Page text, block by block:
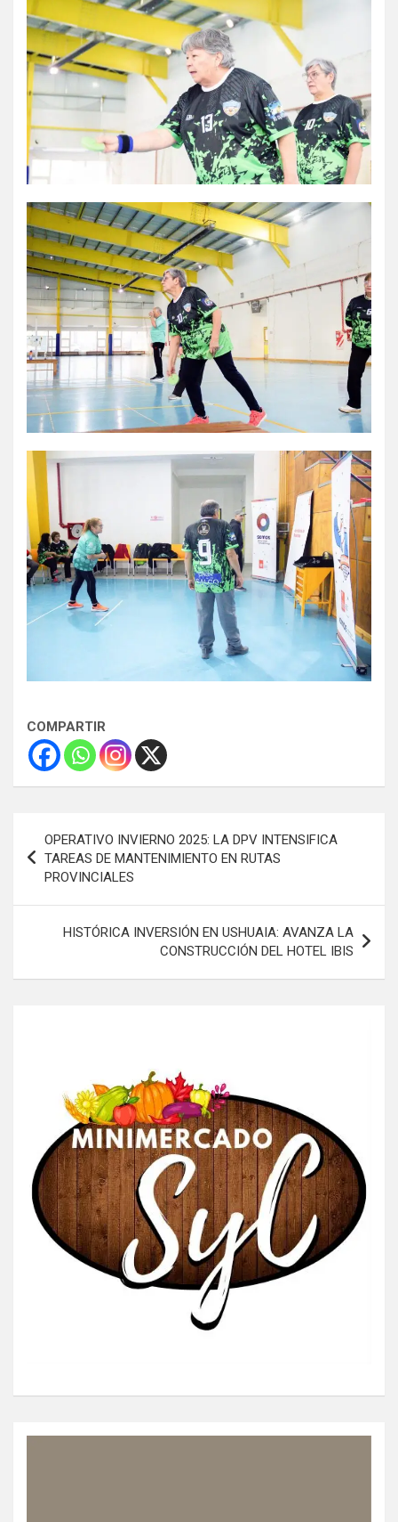
COMPARTIR
de
entradas
OPERATIVO INVIERNO 2025: LA DPV INTENSIFICA
TAREAS DE MANTENIMIENTO EN RUTAS
PROVINCIALES
HISTÓRICA INVERSIÓN EN USHUAIA: AVANZA LA
CONSTRUCCIÓN DEL HOTEL IBIS